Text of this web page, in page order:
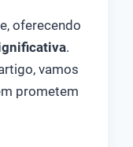
oferecendo
.
vamos
prometem